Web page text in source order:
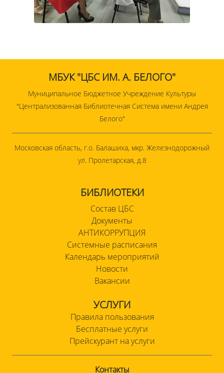
МБУК "ЦБС ИМ. А. БЕЛОГО"
Муниципальное Бюджетное Учреждение Культуры
"Централизованная Библиотечная Система имени Андрея
Белого"
Московская область, г.о. Балашиха, мкр. Железнодорожный
ул. Пролетарская, д.8
БИБЛИОТЕКИ
Состав ЦБС
Документы
АНТИКОРРУПЦИЯ
Системные расписания
Календарь мероприятий
Новости
Вакансии
УСЛУГИ
Правила пользования
Бесплатные услуги
Прейскурант на услуги
Контакты